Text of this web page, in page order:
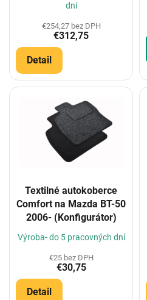
dní
€254,27 bez DPH
€312,75
Detail
Textilné autokoberce
Comfort na Mazda BT-50
2006- (Konfigurátor)
Výroba- do 5 pracovných dní
€25 bez DPH
€30,75
Detail